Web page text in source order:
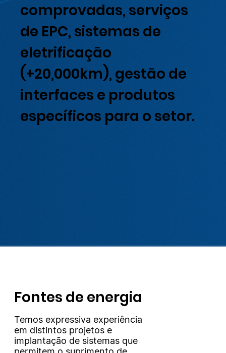
comprovadas, serviços
de EPC, sistemas de
eletrificação
(+20,000km), gestão de
interfaces e produtos
específicos para o setor.
Temos expressiva experiência
em distintos projetos e
implantação de sistemas que
Fontes de energia